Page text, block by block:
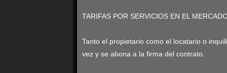
TARIFAS POR SERVICIOS EN EL
Tanto el propietario como el locatario o
vez y se abona a la firma del contrato.